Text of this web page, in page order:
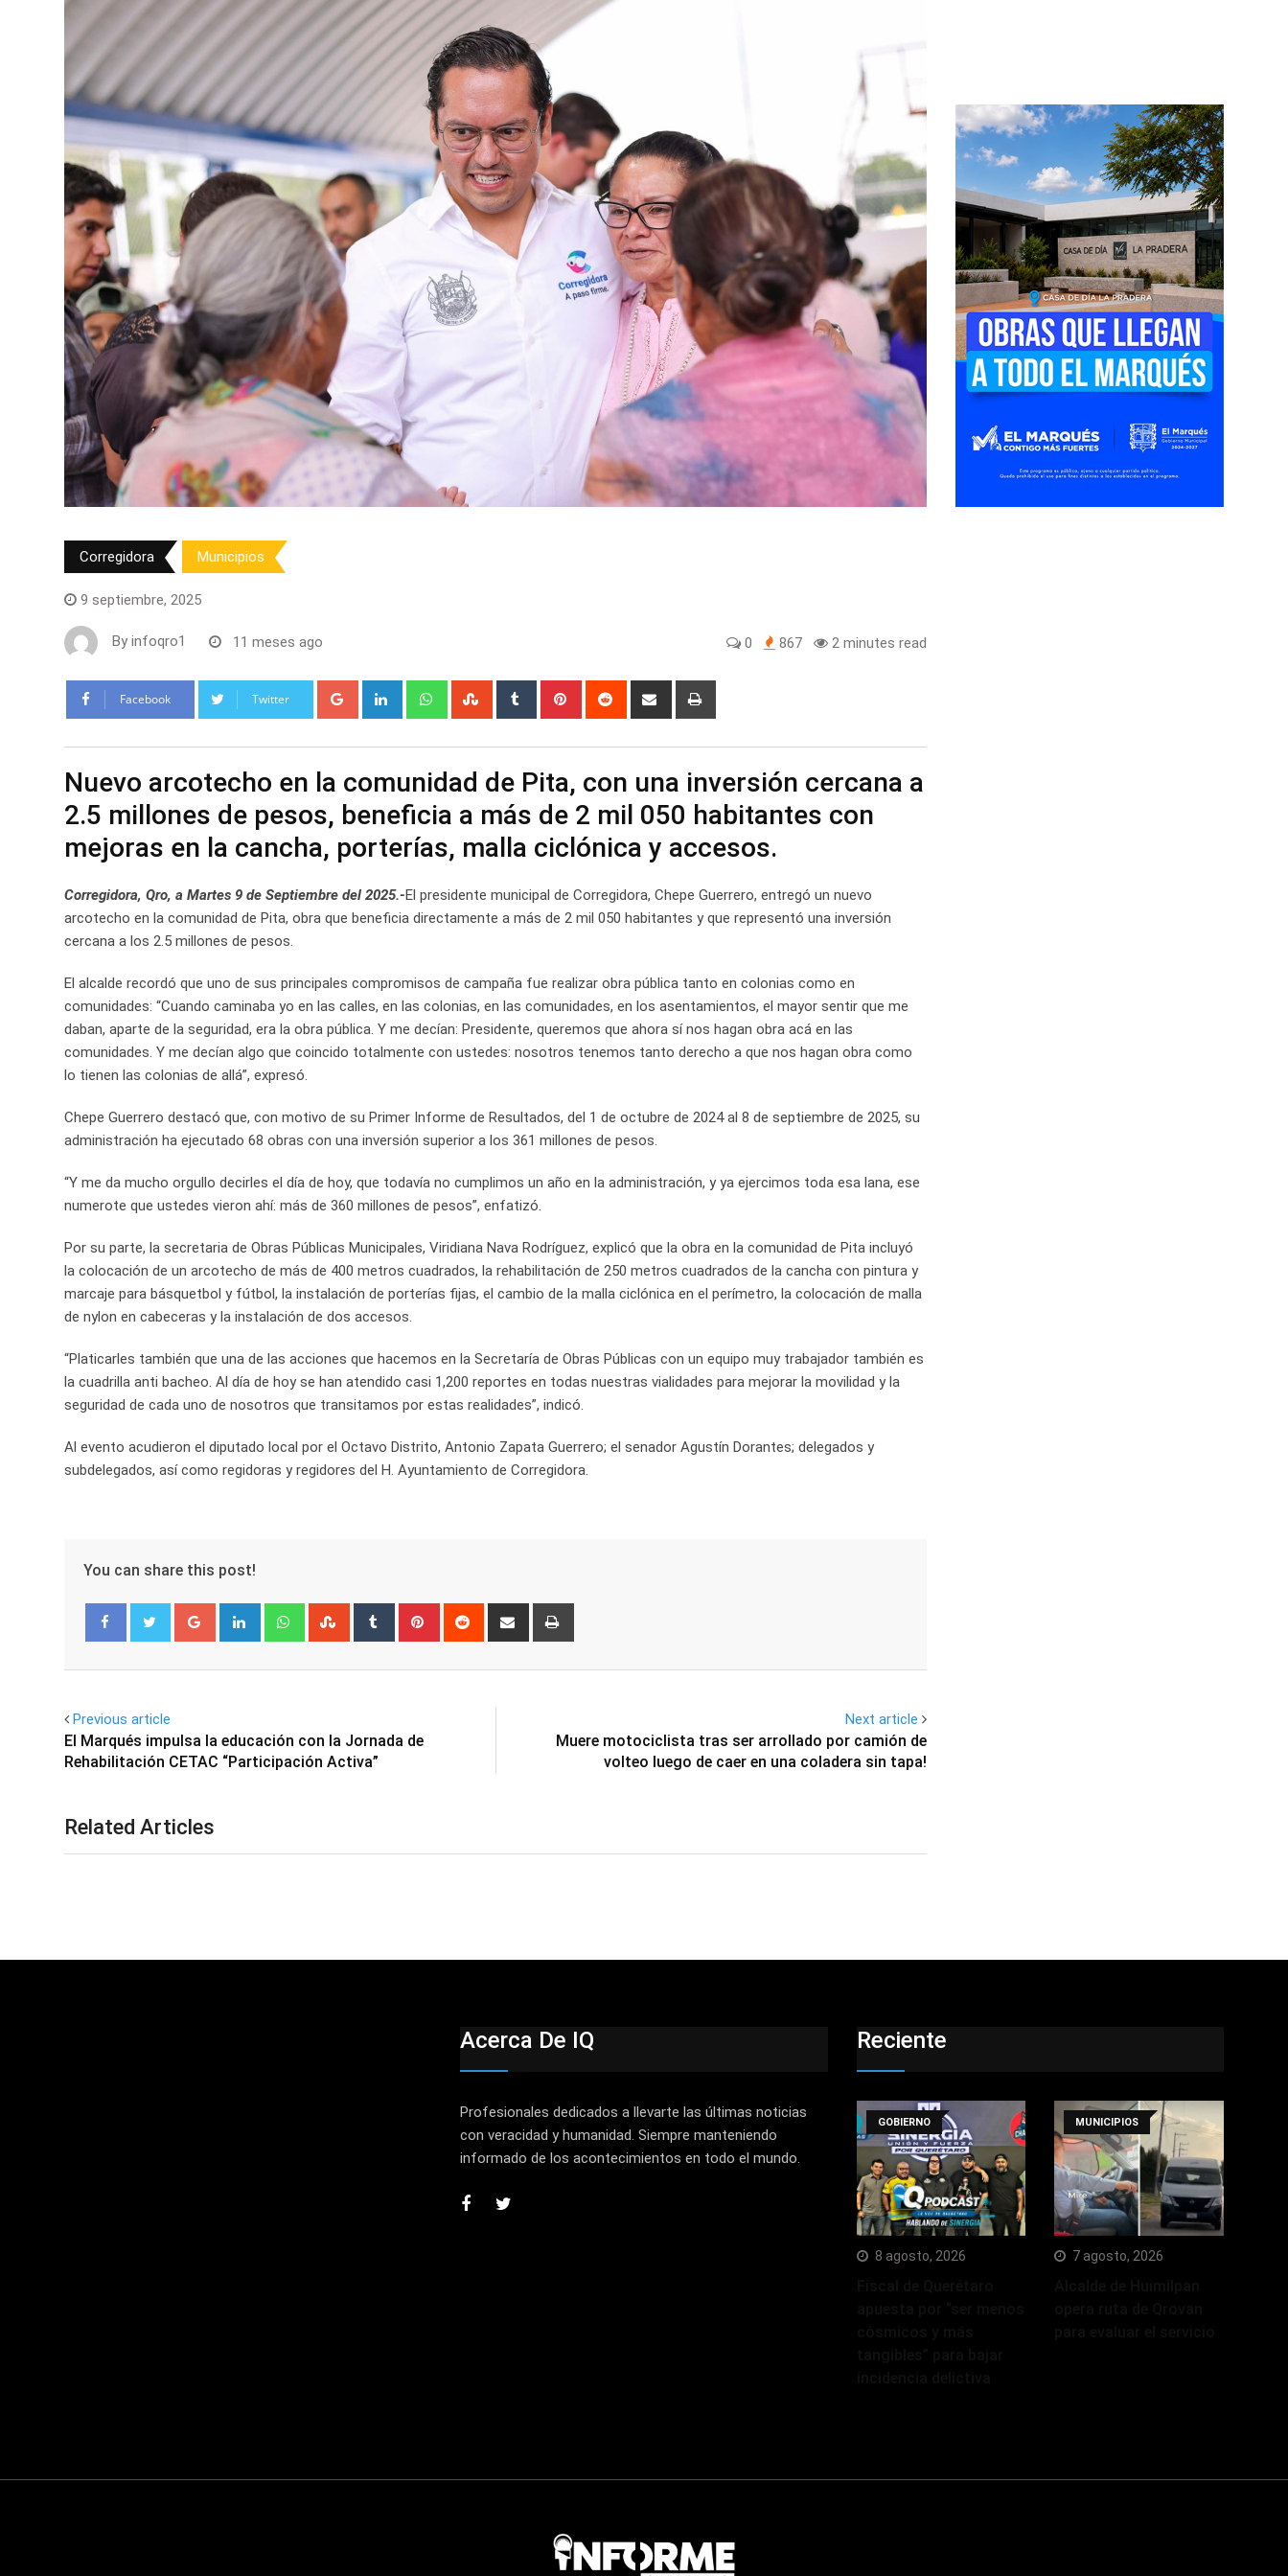
Corregidora Municipios
9 septiembre, 2025
By infoqro1 11 meses ago 0 867 2 minutes read
Facebook Twitter Google+ LinkedIn WhatsappStumbleUpon
Tumblr Pinterest Reddit
Share
Nuevo arcotecho en la comunidad de Pita, con una inversión cercana a
2.5 millones de pesos, beneficia a más de 2 mil 050 habitantes con
mejoras en la cancha, porterías, malla ciclónica y accesos.
Corregidora, Qro, a Martes 9 de Septiembre del 2025.-El presidente municipal de Corregidora, Chepe Guerrero, entregó un nuevo
arcotecho en la comunidad de Pita, obra que beneficia directamente a más de 2 mil 050 habitantes y que representó una inversión
cercana a los 2.5 millones de pesos.
El alcalde recordó que uno de sus principales compromisos de campaña fue realizar obra pública tanto en colonias como en
comunidades: “Cuando caminaba yo en las calles, en las colonias, en las comunidades, en los asentamientos, el mayor sentir que me
daban, aparte de la seguridad, era la obra pública. Y me decían: Presidente, queremos que ahora sí nos hagan obra acá en las
comunidades. Y me decían algo que coincido totalmente con ustedes: nosotros tenemos tanto derecho a que nos hagan obra como
lo tienen las colonias de allá”, expresó.
Chepe Guerrero destacó que, con motivo de su Primer Informe de Resultados, del 1 de octubre de 2024 al 8 de septiembre de 2025, su
administración ha ejecutado 68 obras con una inversión superior a los 361 millones de pesos.
“Y me da mucho orgullo decirles el día de hoy, que todavía no cumplimos un año en la administración, y ya ejercimos toda esa lana, ese
numerote que ustedes vieron ahí: más de 360 millones de pesos”, enfatizó.
Por su parte, la secretaria de Obras Públicas Municipales, Viridiana Nava Rodríguez, explicó que la obra en la comunidad de Pita incluyó
la colocación de un arcotecho de más de 400 metros cuadrados, la rehabilitación de 250 metros cuadrados de la cancha con pintura y
marcaje para básquetbol y fútbol, la instalación de porterías fijas, el cambio de la malla ciclónica en el perímetro, la colocación de malla
de nylon en cabeceras y la instalación de dos accesos.
“Platicarles también que una de las acciones que hacemos en la Secretaría de Obras Públicas con un equipo muy trabajador también es
la cuadrilla anti bacheo. Al día de hoy se han atendido casi 1,200 reportes en todas nuestras vialidades para mejorar la movilidad y la
seguridad de cada uno de nosotros que transitamos por estas realidades”, indicó.
Al evento acudieron el diputado local por el Octavo Distrito, Antonio Zapata Guerrero; el senador Agustín Dorantes; delegados y
subdelegados, así como regidoras y regidores del H. Ayuntamiento de Corregidora.
You can share this post!
Google+ LinkedIn WhatsappStumbleUpon
Tumblr Pinterest Reddit
Share
Previous article
El Marqués impulsa la educación con la Jornada de
Rehabilitación CETAC “Participación Activa”
Next article
Muere motociclista tras ser arrollado por camión de
volteo luego de caer en una coladera sin tapa!
Related Articles
Acerca De IQ
Profesionales dedicados a llevarte las últimas noticias
con veracidad y humanidad. Siempre manteniendo
informado de los acontecimientos en todo el mundo.
Reciente
GOBIERNO
8 agosto, 2026
MUNICIPIOS
7 agosto, 2026